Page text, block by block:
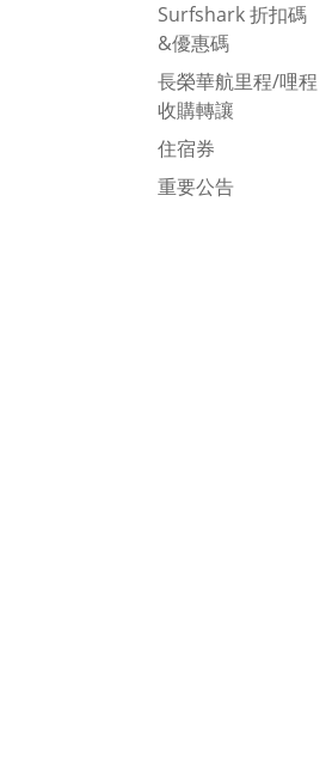
Surfshark 折扣碼
&優惠碼
長榮華航里程/哩程
收購轉讓
住宿券
重要公告